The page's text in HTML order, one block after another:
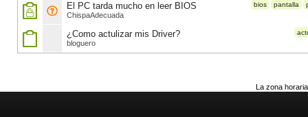
bios pantalla
El PC tarda mucho en leer BIOS
ChispaAdecuada
¿Como actulizar mis Driver?
bloguero
La zona